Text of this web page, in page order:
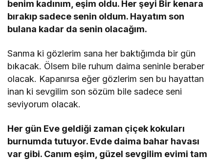
benim kadınım, eşim oldu. Her şeyi Bir kenara
bırakıp sadece senin oldum. Hayatım son
bulana kadar da senin olacağım.
Sanma ki gözlerim sana her baktığımda bir gün
bıkacak. Ölsem bile ruhum daima seninle beraber
olacak. Kapanırsa eğer gözlerim sen bu hayattan
inan ki sevgilim son sözüm bile sadece seni
seviyorum olacak.
Her gün Eve geldiği zaman çiçek kokuları
burnumda tutuyor. Evde daima bahar havası
var gibi. Canım eşim, güzel sevgilim evimi tam